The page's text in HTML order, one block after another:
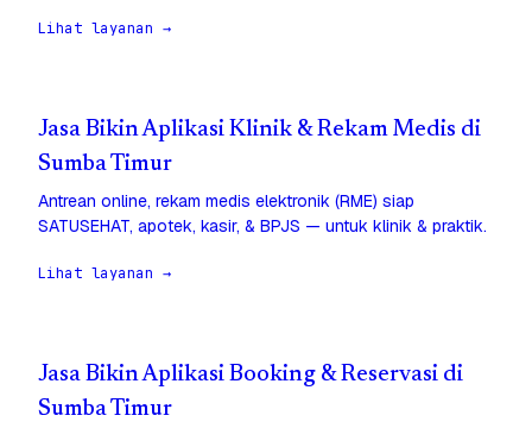
Lihat layanan →
Jasa Bikin Aplikasi Klinik & Rekam Medis di
Sumba Timur
Antrean online, rekam medis elektronik (RME) siap
SATUSEHAT, apotek, kasir, & BPJS — untuk klinik & praktik.
Lihat layanan →
Jasa Bikin Aplikasi Booking & Reservasi di
Sumba Timur